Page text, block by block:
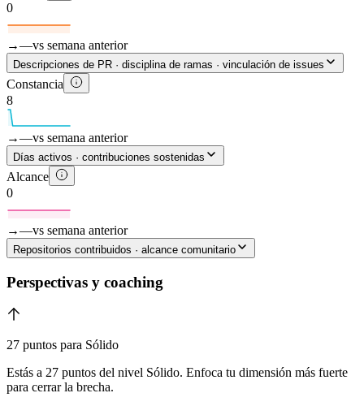
0
→—vs semana anterior
Descripciones de PR · disciplina de ramas · vinculación de issues
Constancia
8
→—vs semana anterior
Días activos · contribuciones sostenidas
Alcance
0
→—vs semana anterior
Repositorios contribuidos · alcance comunitario
Perspectivas y coaching
27 puntos para Sólido
Estás a 27 puntos del nivel Sólido. Enfoca tu dimensión más fuerte
para cerrar la brecha.